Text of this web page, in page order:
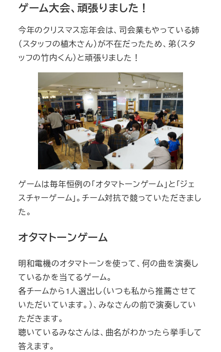
ゲーム大会、頑張りました！
今年のクリスマス忘年会は、司会業もやっている姉
（スタッフの植木さん）が不在だったため、弟（スタ
ッフの竹内くん）と頑張りました！
ゲームは毎年恒例の「オタマトーンゲーム」と「ジェ
スチャーゲーム」。チーム対抗で競っていただきまし
た。
オタマトーンゲーム
明和電機のオタマトーンを使って、何の曲を演奏し
ているかを当てるゲーム。
各チームから1人選出し（いつも私から推薦させて
いただいています。）、みなさんの前で演奏してい
ただきます。
聴いているみなさんは、曲名がわかったら挙手して
答えます。